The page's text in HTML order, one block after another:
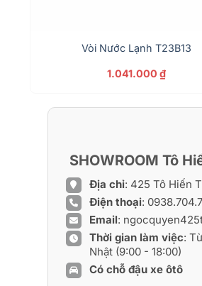
Vòi Nước Lạnh T23B13
1.041.000 ₫
SHOWROOM Tô
Địa chỉ: 425 Tô Hiến
Điện thoại:
Email:
Thời gian làm việc:
Nhật (9:00 - 18:00)
Có chỗ đậu xe ôtô